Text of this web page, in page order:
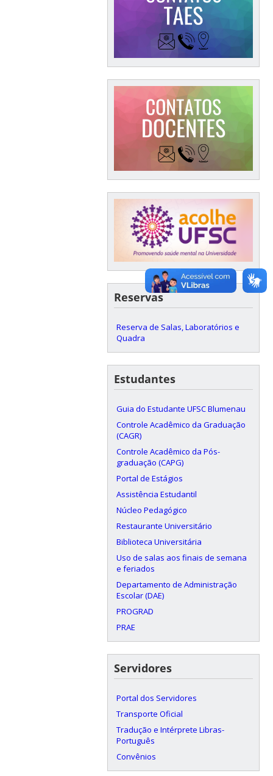
Reservas
Reserva de Salas, Laboratórios e
Quadra
Estudantes
Guia do Estudante UFSC Blumenau
Controle Acadêmico da Graduação
(CAGR)
Controle Acadêmico da Pós-
graduação (CAPG)
Portal de Estágios
Assistência Estudantil
Núcleo Pedagógico
Restaurante Universitário
Biblioteca Universitária
Uso de salas aos finais de semana
e feriados
Departamento de Administração
Escolar (DAE)
PROGRAD
PRAE
Servidores
Portal dos Servidores
Transporte Oficial
Tradução e Intérprete Libras-
Português
Convênios